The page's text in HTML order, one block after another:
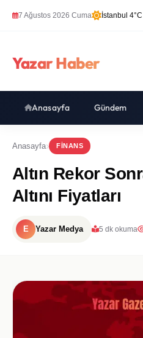
7 Ağustos 2026 Cuma İstanbul 4°C
Yazar Haber
Anasayfa Gündem
Anasayfa FINANS
Altın Rekor
Altını Fiyatları
E Yazar Medya 5 dk okuma